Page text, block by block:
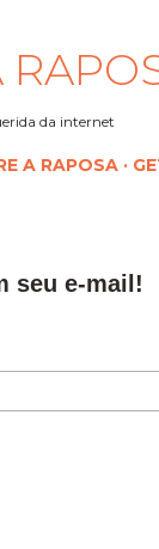
da internet
A RAPOSA
seu e-mail!